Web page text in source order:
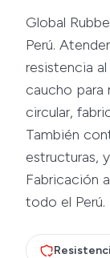
Global
Perú.
resistencia
caucho para
circular,
También
estructuras,
Fabricación
todo el Perú.